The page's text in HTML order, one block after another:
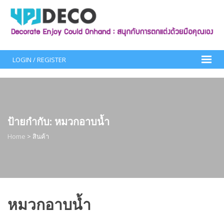
content
LOGIN / REGISTER
ป้ายกำกับ: หมวกอาบน้ำ
Home > สินค้า
หมวกอาบน้ำ